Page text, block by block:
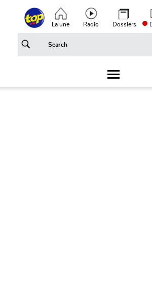
Aller au contenu principal
Top header
La une Radio Dossiers